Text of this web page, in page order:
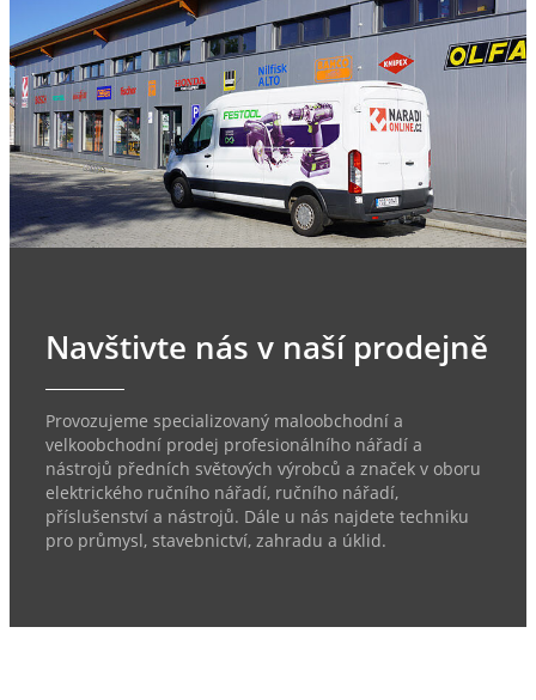
Navštivte nás v naší prodejně
Provozujeme specializovaný maloobchodní a
velkoobchodní prodej profesionálního nářadí a
nástrojů předních světových výrobců a značek v oboru
elektrického ručního nářadí, ručního nářadí,
příslušenství a nástrojů. Dále u nás najdete techniku
pro průmysl, stavebnictví, zahradu a úklid.